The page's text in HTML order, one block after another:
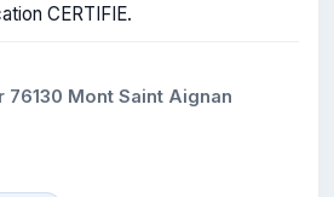
CERTIFIE.
Mont Saint Aignan